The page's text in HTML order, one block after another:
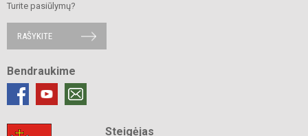
Turite pasiūlymų?
RAŠYKITE
Bendraukime
Steigėjas